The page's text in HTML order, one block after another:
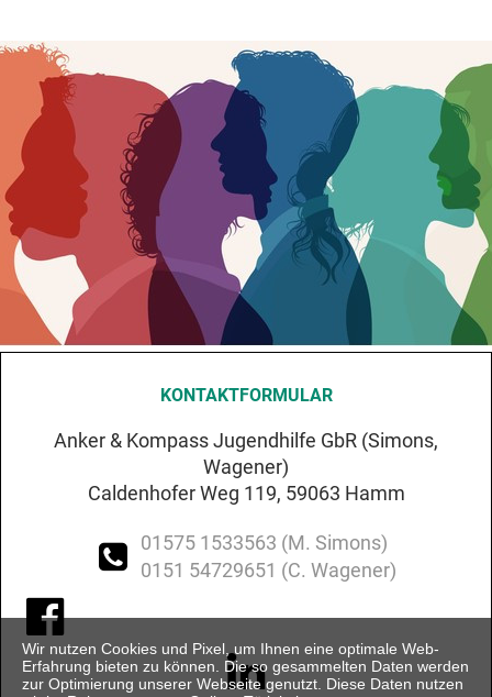
KONTAKTFORMULAR
Anker & Kompass Jugendhilfe GbR (Simons,
Wagener)
Caldenhofer Weg 119, 59063 Hamm

01575 1533563 (M. Simons)
0151 54729651 (C. Wagener)


Wir nutzen Cookies und Pixel, um Ihnen eine optimale Web-
Erfahrung bieten zu können. Die so gesammelten Daten werden
zur Optimierung unserer Webseite genutzt. Diese Daten nutzen